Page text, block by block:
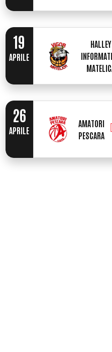
19
APRILE
HALLEY
26
APRILE
AMATORI
PESCARA
0